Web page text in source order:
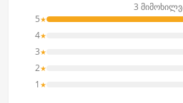
3
5★
4★
3★
2★
1 ★